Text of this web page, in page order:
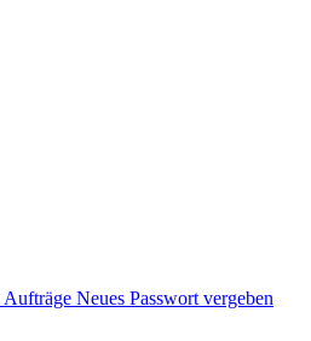
Aufträge Neues Passwort vergeben